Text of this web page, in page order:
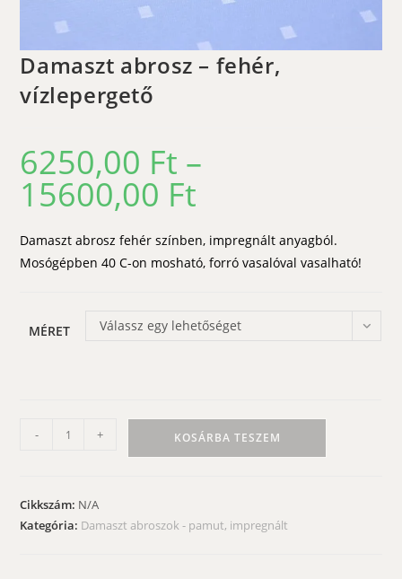
Damaszt abrosz – fehér,
vízlepergető
6250,00 Ft –
15600,00 Ft
Damaszt abrosz fehér színben, impregnált anyagból.
Mosógépben 40 C-on mosható, forró vasalóval vasalható!
MÉRET Válassz egy lehetőséget
Damaszt
fehér,
vízlepergető
- + KOSÁRBA TESZEM
Cikkszám: N/A
Kategória: Damaszt abroszok - pamut, impregnált